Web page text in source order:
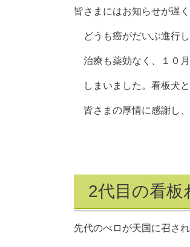
皆さまにはお知らせが遅
どうも癌がだいぶ進行
治療も薬効なく、１０
しまいました。看板犬
皆さまの厚情に感謝し、
2代目の看板
先代のべロが天国に召さ